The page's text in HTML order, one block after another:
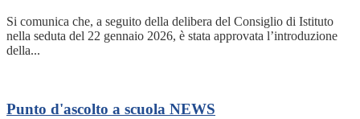
Si comunica che, a seguito della delibera del Consiglio di Istituto
nella seduta del 22 gennaio 2026, è stata approvata l’introduzione
della...
Punto d'ascolto a scuola NEWS